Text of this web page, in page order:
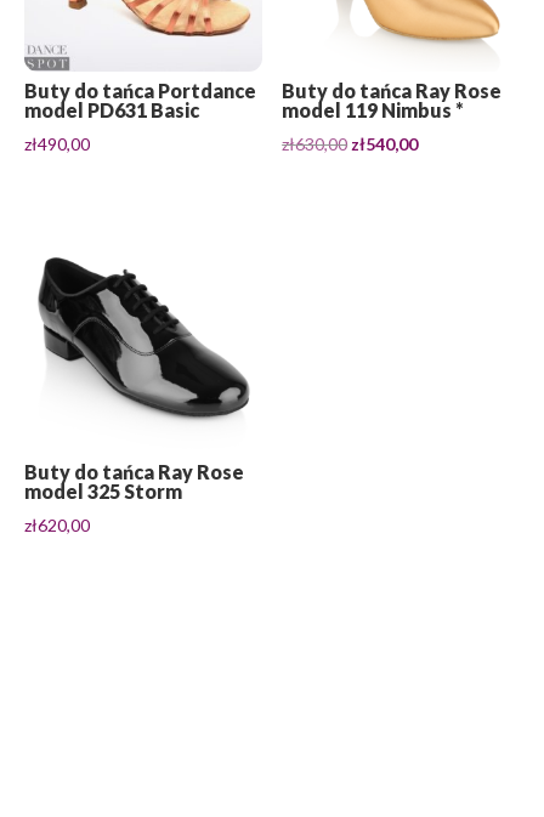
Buty do tańca Portdance
model PD631 Basic
zł490,00
Buty do tańca Ray Rose
model 119 Nimbus *
zł630,00 Pierwotna
zł540,00Aktualna
Buty do tańca Ray Rose
model 325 Storm
zł620,00